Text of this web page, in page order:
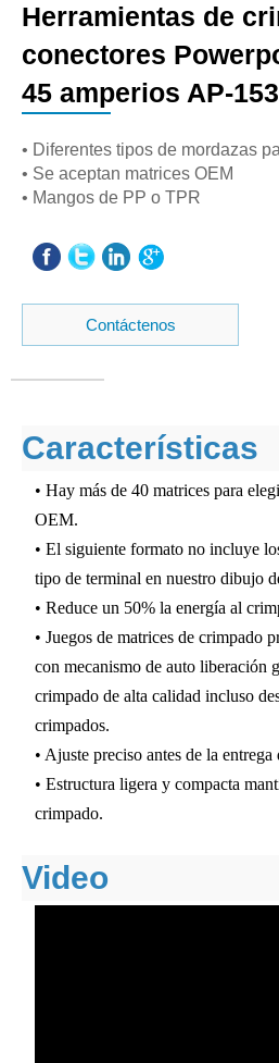
Herramientas de
conectores
45 amperios AP-
• Diferentes tipos de mordazas
• Se aceptan matrices OEM
• Mangos de PP o TPR
Contáctenos
Características
• Hay más de 40 matrices para
OEM.
• El siguiente formato no incluye
tipo de terminal en nuestro dibujo
• Reduce un 50% la energía al
• Juegos de matrices de crimpado
con mecanismo de auto liberación
crimpado de alta calidad incluso
crimpados.
• Ajuste preciso antes de la entrega
• Estructura ligera y compacta
crimpado.
Video